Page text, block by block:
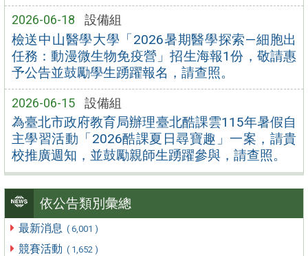
2026-06-18 設備組
檢送中山醫學大學「2026暑期醫學探索—細胞出
任務：動漫微生物免疫營」招生海報1份，敬請惠
予公告並鼓勵學生踴躍報名，請查照。
2026-06-15 設備組
為臺北市政府教育局辦理臺北酷課雲115年暑假自
主學習活動「2026酷課夏日尋寶趣」一案，請貴
校推廣週知，並鼓勵親師生踴躍參與，請查照。
依公告類別彙總
最新消息 ( 6,001 )
競賽活動 ( 1,652 )